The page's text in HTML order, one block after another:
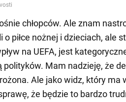
chłopców. Ale znam
piłce nożnej i dzieciach, ale
na UEFA, jest
polityków. Mam nadzieję, że
Ale jako widz, który ma
że będzie to bardzo